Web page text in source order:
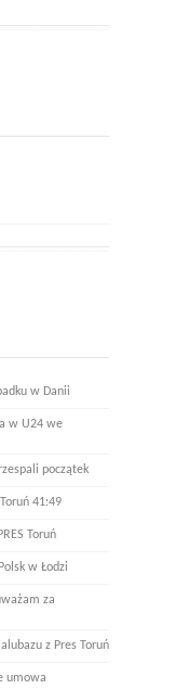
w Danii
w U24 we
początek
41:49
Toruń
w Łodzi
za
z Pres Toruń
umowa